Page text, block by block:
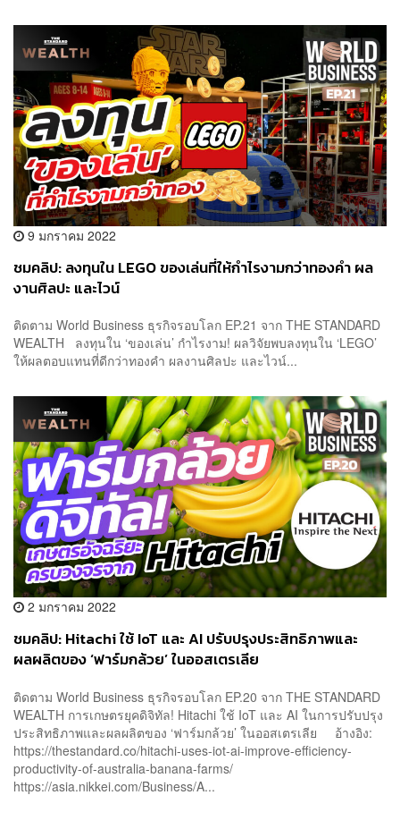
9 มกราคม 2022
ชมคลิป: ลงทุนใน LEGO ของเล่นที่ให้กำไรงามกว่าทองคำ ผล
งานศิลปะ และไวน์
ติดตาม World Business ธุรกิจรอบโลก EP.21 จาก THE STANDARD
WEALTH ลงทุนใน ‘ของเล่น’ กำไรงาม! ผลวิจัยพบลงทุนใน ‘LEGO’
ให้ผลตอบแทนที่ดีกว่าทองคำ ผลงานศิลปะ และไวน์...
2 มกราคม 2022
ชมคลิป: Hitachi ใช้ IoT และ AI ปรับปรุงประสิทธิภาพและ
ผลผลิตของ ‘ฟาร์มกล้วย’ ในออสเตรเลีย
ติดตาม World Business ธุรกิจรอบโลก EP.20 จาก THE STANDARD
WEALTH การเกษตรยุคดิจิทัล! Hitachi ใช้ IoT และ AI ในการปรับปรุง
ประสิทธิภาพและผลผลิตของ ‘ฟาร์มกล้วย’ ในออสเตรเลีย อ้างอิง:
https://thestandard.co/hitachi-uses-iot-ai-improve-efficiency-
productivity-of-australia-banana-farms/
https://asia.nikkei.com/Business/A...